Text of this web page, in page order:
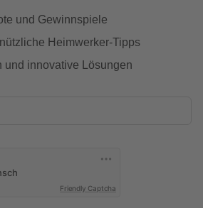
und Gewinnspiele
Heimwerker-Tipps
und innovative Lösungen
Friendly Captcha